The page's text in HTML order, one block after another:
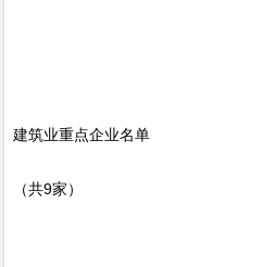
建筑业重点企业名单
（共9家）